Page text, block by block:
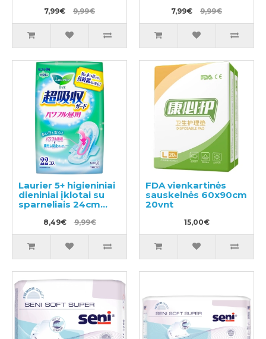
7,99€ 9,99€ 7,99€ 9,99€
Laurier 5+ higieniniai
dieniniai įklotai su
sparneliais 24cm
8,49€ 9,99€
FDA vienkartinės
sauskelnės 60x90cm
20vnt
15,00€